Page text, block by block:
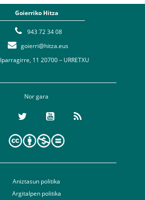
Goierriko Hitza
943 72 34 08
goierri@hitza.eus
Iparragirre, 11 20700 – URRETXU
Nor gara
Aniztasun politika
Argitalpen politika